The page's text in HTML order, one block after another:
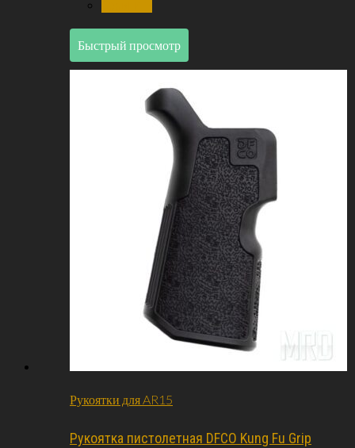
Быстрый просмотр
Рукоятки для AR15
Рукоятка пистолетная DFCO Kung Fu Grip